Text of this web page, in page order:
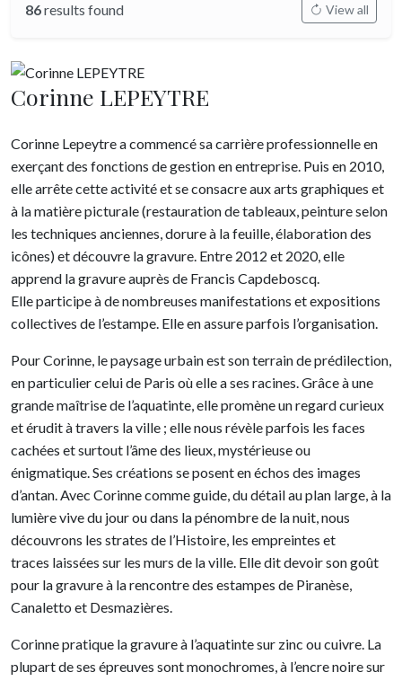
86results found View all
Corinne LEPEYTRE
Corinne Lepeytre a commencé sa carrière professionnelle en
exerçant des fonctions de gestion en entreprise. Puis en 2010,
elle arrête cette activité et se consacre aux arts graphiques et
à la matière picturale (restauration de tableaux, peinture selon
les techniques anciennes, dorure à la feuille, élaboration des
icônes) et découvre la gravure. Entre 2012 et 2020, elle
apprend la gravure auprès de Francis Capdeboscq.
Elle participe à de nombreuses manifestations et expositions
collectives de l’estampe. Elle en assure parfois l’organisation.
Pour Corinne, le paysage urbain est son terrain de prédilection,
en particulier celui de Paris où elle a ses racines. Grâce à une
grande maîtrise de l’aquatinte, elle promène un regard curieux
et érudit à travers la ville ; elle nous révèle parfois les faces
cachées et surtout l’âme des lieux, mystérieuse ou
énigmatique. Ses créations se posent en échos des images
d’antan. Avec Corinne comme guide, du détail au plan large, à la
lumière vive du jour ou dans la pénombre de la nuit, nous
découvrons les strates de l’Histoire, les empreintes et
traces laissées sur les murs de la ville. Elle dit devoir son goût
pour la gravure à la rencontre des estampes de Piranèse,
Canaletto et Desmazières.
Corinne pratique la gravure à l’aquatinte sur zinc ou cuivre. La
plupart de ses épreuves sont monochromes, à l’encre noire sur